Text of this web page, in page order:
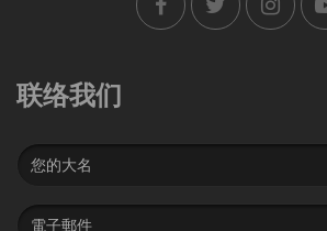
联络我们
Name
Email